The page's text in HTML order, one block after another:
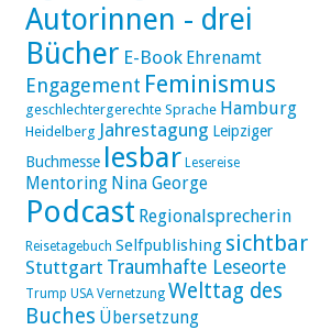
Autorinnen - drei
Bücher E-Book Ehrenamt
Engagement Feminismus
geschlechtergerechte Sprache Hamburg
Heidelberg Jahrestagung Leipziger
Buchmesse lesbar Lesereise
Mentoring Nina George
Podcast Regionalsprecherin
Reisetagebuch Selfpublishing sichtbar
Stuttgart Traumhafte Leseorte
Trump USA Vernetzung Welttag des
Buches Übersetzung